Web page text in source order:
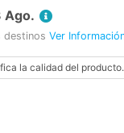
Ago.
destinos Ver
la calidad del producto.